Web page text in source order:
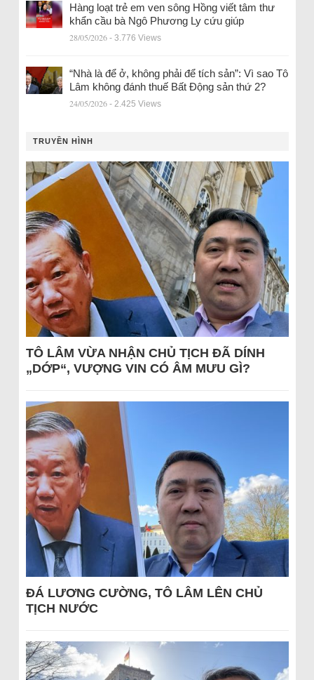
Hàng loạt trẻ em ven sông Hồng viết tâm thư
khẩn cầu bà Ngô Phương Ly cứu giúp
28/05/2026 - 3.776 Views
“Nhà là để ở, không phải để tích sản”: Vì sao Tô
Lâm không đánh thuế Bất Động sản thứ 2?
24/05/2026 - 2.425 Views
TRUYỀN HÌNH
TÔ LÂM VỪA NHẬN CHỦ TỊCH ĐÃ DÍNH
„DỚP“, VƯỢNG VIN CÓ ÂM MƯU GÌ?
ĐÁ LƯƠNG CƯỜNG, TÔ LÂM LÊN CHỦ
TỊCH NƯỚC